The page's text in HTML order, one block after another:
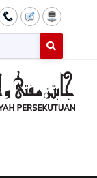
Cari